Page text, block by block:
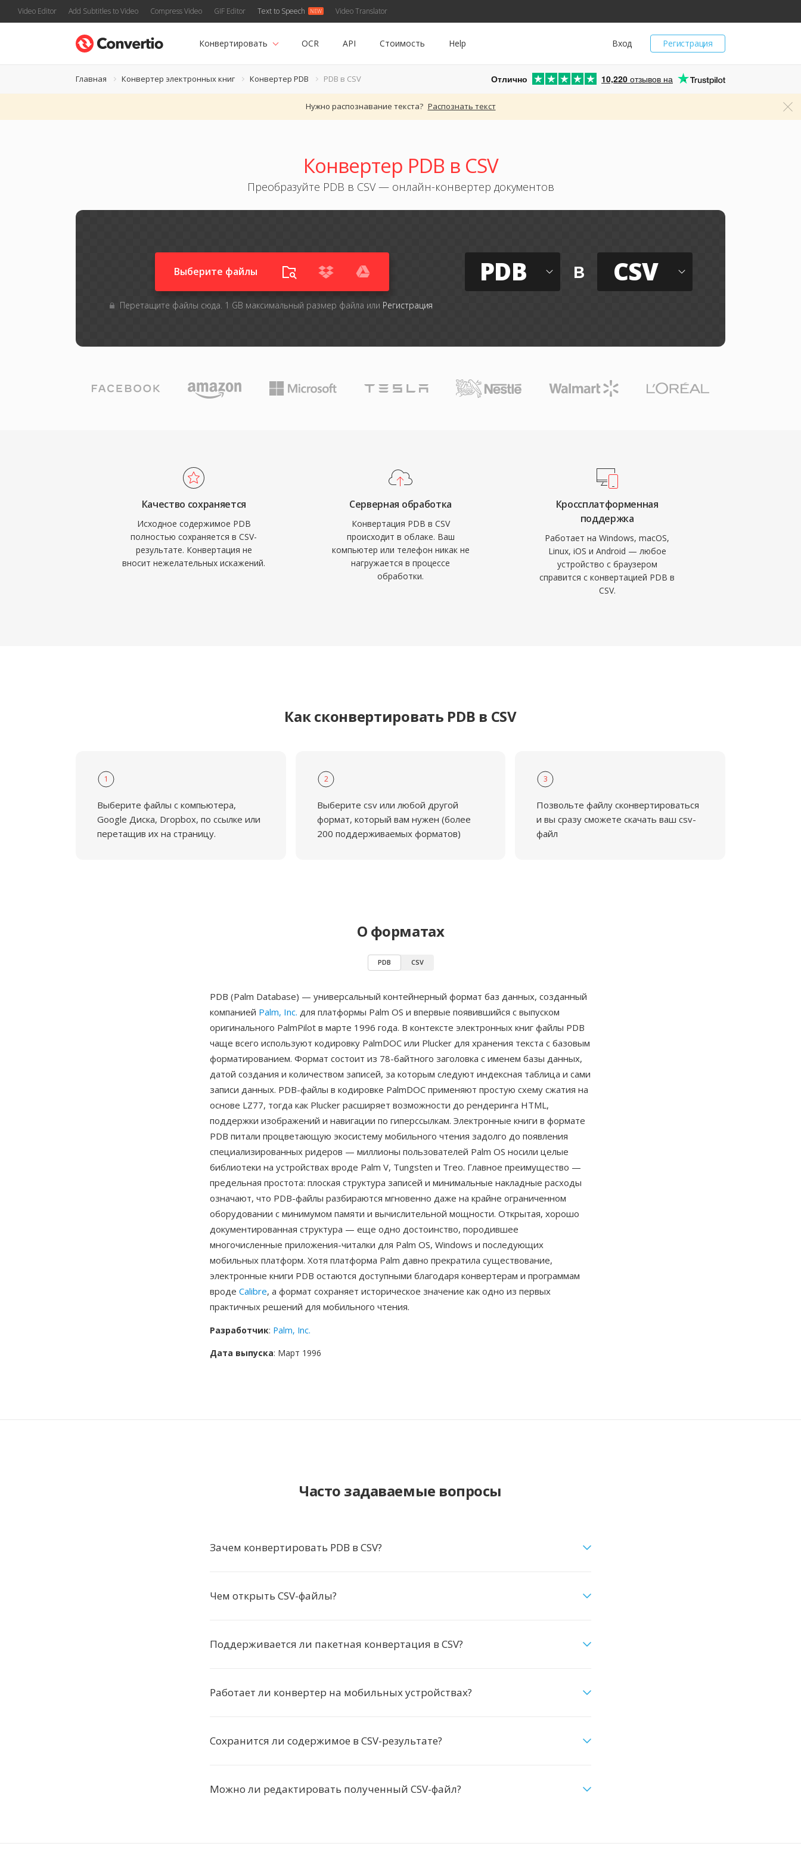
Video Editor Add Subtitles to Video Compress Video GIF Editor Text to Speech Video Translator
Регистрация
Вход
Конвертировать OCR API Стоимость Help
Главная Конвертер электронных книг Конвертер PDB PDB в CSV Отлично 10,220 отзывов на
Нужно распознавание текста? Распознать текст
Конвертер PDB в CSV
Преобразуйте PDB в CSV — онлайн-конвертер документов
Выберите файлы
Перетащите файлы сюда. 1 GB максимальный размер файла или Регистрация
PDB в CSV
Качество сохраняется
Исходное содержимое PDB
полностью сохраняется в CSV-
результате. Конвертация не
вносит нежелательных искажений.
Серверная обработка
Конвертация PDB в CSV
происходит в облаке. Ваш
компьютер или телефон никак не
нагружается в процессе
обработки.
Кроссплатформенная
поддержка
Работает на Windows, macOS,
Linux, iOS и Android — любое
устройство с браузером
справится с конвертацией PDB в
CSV.
Как сконвертировать PDB в CSV
1
Выберите файлы с компьютера,
Google Диска, Dropbox, по ссылке или
перетащив их на страницу.
2
Выберите csv или любой другой
формат, который вам нужен (более
200 поддерживаемых форматов)
3
Позвольте файлу сконвертироваться
и вы сразу сможете скачать ваш csv-
файл
О форматах
PDB CSV
PDB (Palm Database) — универсальный контейнерный формат баз данных, созданный
компанией Palm, Inc. для платформы Palm OS и впервые появившийся с выпуском
оригинального PalmPilot в марте 1996 года. В контексте электронных книг файлы PDB
чаще всего используют кодировку PalmDOC или Plucker для хранения текста с базовым
форматированием. Формат состоит из 78-байтного заголовка с именем базы данных,
датой создания и количеством записей, за которым следуют индексная таблица и сами
записи данных. PDB-файлы в кодировке PalmDOC применяют простую схему сжатия на
основе LZ77, тогда как Plucker расширяет возможности до рендеринга HTML,
поддержки изображений и навигации по гиперссылкам. Электронные книги в формате
PDB питали процветающую экосистему мобильного чтения задолго до появления
специализированных ридеров — миллионы пользователей Palm OS носили целые
библиотеки на устройствах вроде Palm V, Tungsten и Treo. Главное преимущество —
предельная простота: плоская структура записей и минимальные накладные расходы
означают, что PDB-файлы разбираются мгновенно даже на крайне ограниченном
оборудовании с минимумом памяти и вычислительной мощности. Открытая, хорошо
документированная структура — еще одно достоинство, породившее
многочисленные приложения-читалки для Palm OS, Windows и последующих
мобильных платформ. Хотя платформа Palm давно прекратила существование,
электронные книги PDB остаются доступными благодаря конвертерам и программам
вроде Calibre, а формат сохраняет историческое значение как одно из первых
практичных решений для мобильного чтения.
Разработчик: Palm, Inc.
Дата выпуска: Март 1996
Часто задаваемые вопросы
Зачем конвертировать PDB в CSV?
Чем открыть CSV-файлы?
Поддерживается ли пакетная конвертация в CSV?
Работает ли конвертер на мобильных устройствах?
Сохранится ли содержимое в CSV-результате?
Можно ли редактировать полученный CSV-файл?